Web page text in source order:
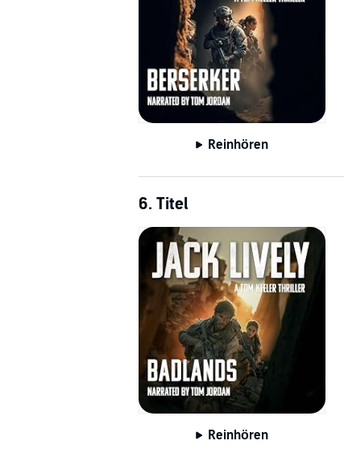
Reinhören
6. Titel
Reinhören